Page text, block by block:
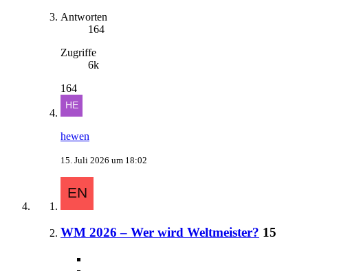
Antworten
164
Zugriffe
6k
164
hewen
15. Juli 2026 um 18:02
WM 2026 – Wer wird Weltmeister? 15